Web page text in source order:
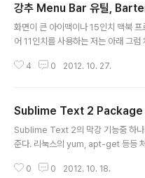
소켓 1개, 게임 콘트롤러 1개가 며칠전
어베스트: $14.25 에서 구입했습니
크인 mi가 떡하니 찍허였습니다. 샤오
말테야... 이번것은 실수는 쯤은 아니고
강추 Menu Bar 유틸,
화면이 큰 아이맥이나 15인치 맥북 프
어 11인치를 사용하는 저는 아래 그
이 사용하면 Menu Bar의 아이콘이 가
텐더에 숨길수 있고, 또 필요할 때 꺼
좁던 Menu Bar가 널널해 졌습니다.
만 볼 수 있죠. http://
ence 에서 왼쪽 메뉴에 아이콘 목록
4 0 2012. 10. 27.
Sublime Text 2 Package
Sublime Text 2의 막강 기능중 하나
준다. 리눅스의 yum, apt-get 등등
age Control.sublime-
0 0 2012. 10. 18.